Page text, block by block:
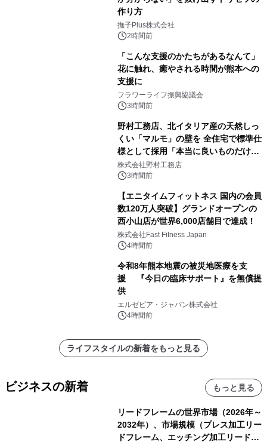
作り方
撫子Plus株式会社
2時間前
「こんな支援のかたちがあるなんて」
花に触れ、癒やされる時間が熊本への
支援に
フラワーライフ振興協議会
3時間前
野村工務店、北イタリア産の天然しっ
くい「マルモ」の壁を 全住宅で標準仕
様として採用「本当に良いものだけに
こだわる」
株式会社野村工務店
3時間前
【エニタイムフィットネス 国内の会員
数120万人突破】グランドオープンの
西小山店が世界6,000店舗目で達成！
株式会社Fast Fitness Japan
4時間前
令和8年熊本地震の被災地医療を支
援 『今日の臨床サポート』を無償提
供
エルゼビア・ジャパン株式会社
4時間前
ライフスタイルの新着をもっと見る
ビジネスの新着 もっと見る
リードフレームの世界市場（2026年～
2032年）、市場規模（プレス加工リー
ドフレーム、エッチング加工リードフ